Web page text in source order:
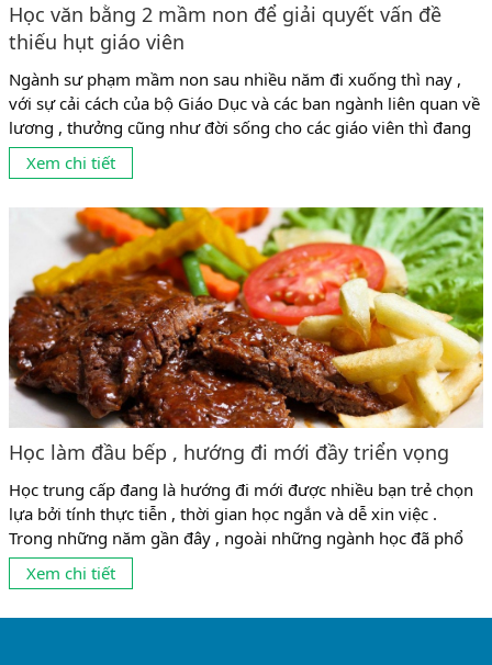
Học văn bằng 2 mầm non để giải quyết vấn đề
thiếu hụt giáo viên
Ngành sư phạm mầm non sau nhiều năm đi xuống thì nay ,
với sự cải cách của bộ Giáo Dục và các ban ngành liên quan về
lương , thưởng cũng như đời sống cho các giáo viên thì đang
có dấu hiệu phát triển mạnh trở lại . Tuy nhiên , tình trạng
cung không đủ cầu ,...
Xem chi tiết
Học làm đầu bếp , hướng đi mới đầy triển vọng
Học trung cấp đang là hướng đi mới được nhiều bạn trẻ chọn
lựa bởi tính thực tiễn , thời gian học ngắn và dễ xin việc .
Trong những năm gần đây , ngoài những ngành học đã phổ
biến như trung cấp mầm non , trung cấp công nghệ thông tin
... thì ngành nấu ăn đang được...
Xem chi tiết